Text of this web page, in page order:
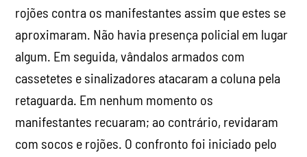
rojões contra os manifestantes assim que estes se
aproximaram. Não havia presença policial em lugar
algum. Em seguida, vândalos armados com
cassetetes e sinalizadores atacaram a coluna pela
retaguarda. Em nenhum momento os
manifestantes recuaram; ao contrário, revidaram
com socos e rojões. O confronto foi iniciado pelo